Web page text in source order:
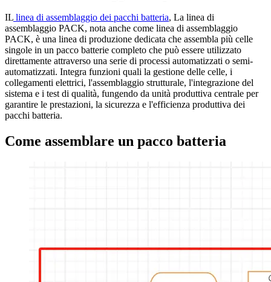
IL linea di assemblaggio dei pacchi batteria, La linea di
assemblaggio PACK, nota anche come linea di assemblaggio
PACK, è una linea di produzione dedicata che assembla più celle
singole in un pacco batterie completo che può essere utilizzato
direttamente attraverso una serie di processi automatizzati o semi-
automatizzati. Integra funzioni quali la gestione delle celle, i
collegamenti elettrici, l'assemblaggio strutturale, l'integrazione del
sistema e i test di qualità, fungendo da unità produttiva centrale per
garantire le prestazioni, la sicurezza e l'efficienza produttiva dei
pacchi batteria.
Come assemblare un pacco batteria